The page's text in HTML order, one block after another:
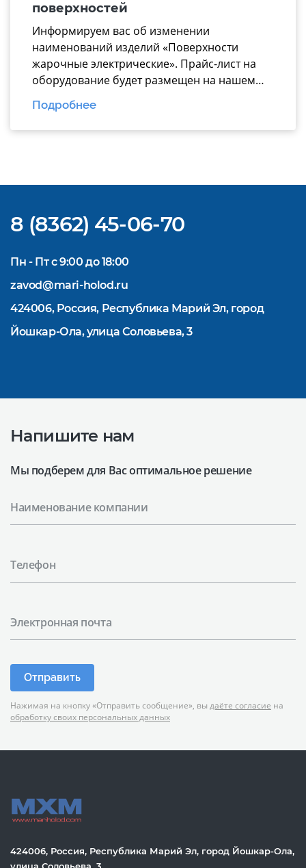
презентацию вошли ключевые модули для
эффективной комплектации горячего […]
поверхностей
Информируем вас об изменении
наименований изделий «Поверхности
жарочные электрические». Прайс-лист на
оборудование будет размещен на нашем
официальном
сайте https://www.mariholod.com/ в
Дилерском разделе «Прайсы».
Подробнее
8 (8362) 45-06-70
Пн - Пт с 9:00 до 18:00
zavod@mari-holod.ru
424006, Россия, Республика Марий Эл, город
Йошкар-Ола, улица Соловьева, 3
Напишите нам
Мы подберем для Вас оптимальное решение
Наименование компании
Телефон
Электронная почта
Отправить
Нажимая на кнопку «Отправить сообщение», вы даёте согласие на
обработку своих персональных данных
424006, Россия, Республика Марий Эл, город Йошкар-Ола,